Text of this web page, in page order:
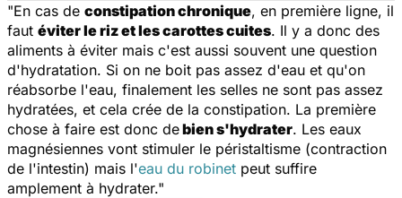
"En cas de constipation chronique, en première ligne, il
faut éviter le riz et les carottes cuites. Il y a donc des
aliments à éviter mais c'est aussi souvent une question
d'hydratation. Si on ne boit pas assez d'eau et qu'on
réabsorbe l'eau, finalement les selles ne sont pas assez
hydratées, et cela crée de la constipation. La première
chose à faire est donc debien s'hydrater. Les eaux
magnésiennes vont stimuler le péristaltisme (contraction
de l'intestin) mais l'eau du robinet peut suffire
amplement à hydrater."